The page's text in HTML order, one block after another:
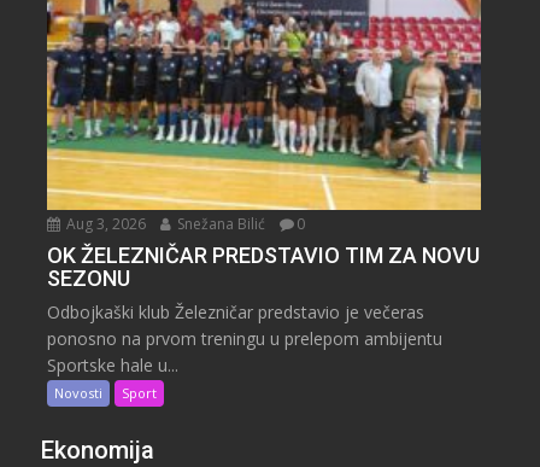
Aug 3, 2026 Snežana Bilić 0
OK ŽELEZNIČAR PREDSTAVIO TIM ZA NOVU
SEZONU
Odbojkaški klub Železničar predstavio je večeras
ponosno na prvom treningu u prelepom ambijentu
Sportske hale u...
Novosti Sport
Ekonomija